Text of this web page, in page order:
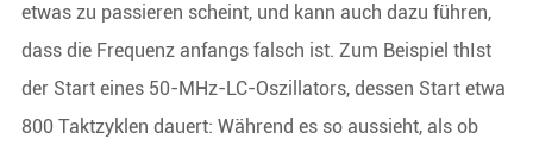
etwas zu passieren scheint, und kann auch dazu führen,
dass die Frequenz anfangs falsch ist. Zum Beispiel thIst
der Start eines 50-MHz-LC-Oszillators, dessen Start etwa
800 Taktzyklen dauert: Während es so aussieht, als ob